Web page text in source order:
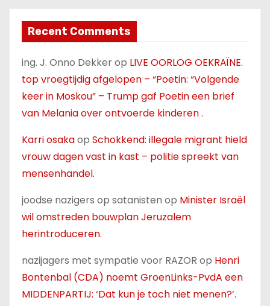
Recent Comments
ing. J. Onno Dekkerop LIVE OORLOG OEKRAÏNE.
top vroegtijdig afgelopen – “Poetin: “Volgende
keer in Moskou” – Trump gaf Poetin een brief
van Melania over ontvoerde kinderen .
Karri osakaop Schokkend: illegale migrant hield
vrouw dagen vast in kast – politie spreekt van
mensenhandel.
joodse nazigers op satanisten op Minister Israël
wil omstreden bouwplan Jeruzalem
herintroduceren.
nazijagers met sympatie voor RAZOR op Henri
Bontenbal (CDA) noemt GroenLinks-PvdA een
MIDDENPARTIJ: ‘Dat kun je toch niet menen?’.